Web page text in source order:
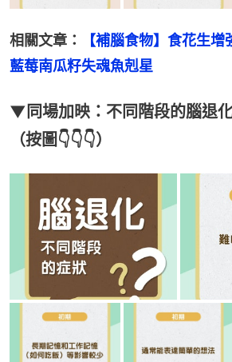
相關文章：
【補腦食物】食花生
藍莓南瓜籽失魂魚剋星
▼同場加映：不同階段的腦退
（按圖👇👇👇）